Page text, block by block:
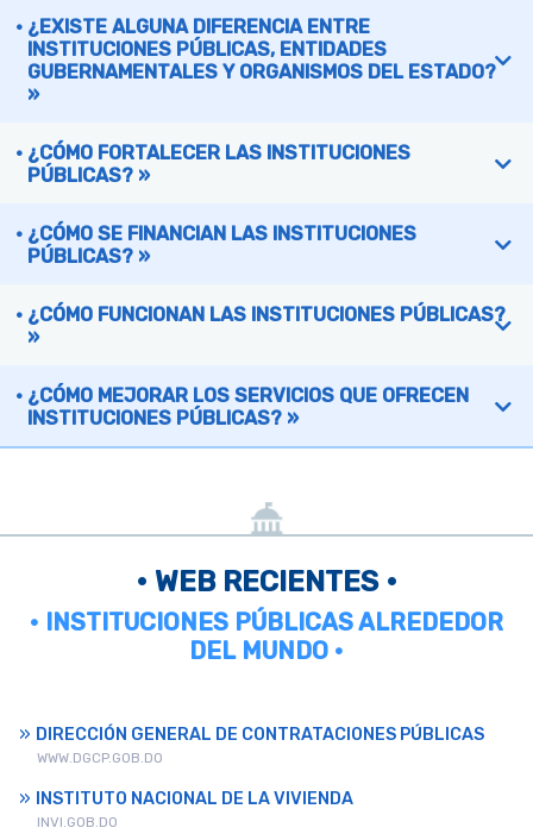
¿EXISTE ALGUNA DIFERENCIA ENTRE
INSTITUCIONES PÚBLICAS, ENTIDADES
GUBERNAMENTALES Y ORGANISMOS DEL ESTADO?
»
¿CÓMO FORTALECER LAS INSTITUCIONES
PÚBLICAS? »
¿CÓMO SE FINANCIAN LAS INSTITUCIONES
PÚBLICAS? »
¿CÓMO FUNCIONAN LAS INSTITUCIONES PÚBLICAS?
»
¿CÓMO MEJORAR LOS SERVICIOS QUE OFRECEN
INSTITUCIONES PÚBLICAS? »
• WEB RECIENTES •
• INSTITUCIONES PÚBLICAS ALREDEDOR
DEL MUNDO •
DIRECCIÓN GENERAL DE CONTRATACIONES PÚBLICAS
WWW.DGCP.GOB.DO
INSTITUTO NACIONAL DE LA VIVIENDA
INVI.GOB.DO